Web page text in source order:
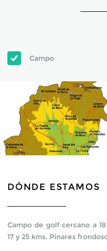
Campo
DÓNDE ESTAMOS
Campo de golf cercano a
17 y 25 kms. Pinares